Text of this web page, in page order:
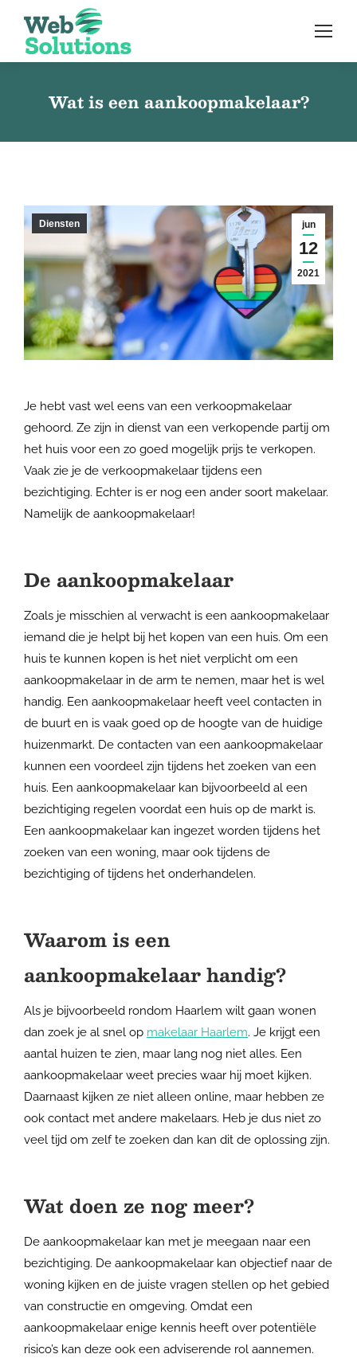
Wat is een aankoopmakelaar?
jun
12
2021
Diensten
Je hebt vast wel eens van een verkoopmakelaar
gehoord. Ze zijn in dienst van een verkopende partij om
het huis voor een zo goed mogelijk prijs te verkopen.
Vaak zie je de verkoopmakelaar tijdens een
bezichtiging. Echter is er nog een ander soort makelaar.
Namelijk de aankoopmakelaar!
De aankoopmakelaar
Zoals je misschien al verwacht is een aankoopmakelaar
iemand die je helpt bij het kopen van een huis. Om een
huis te kunnen kopen is het niet verplicht om een
aankoopmakelaar in de arm te nemen, maar het is wel
handig. Een aankoopmakelaar heeft veel contacten in
de buurt en is vaak goed op de hoogte van de huidige
huizenmarkt. De contacten van een aankoopmakelaar
kunnen een voordeel zijn tijdens het zoeken van een
huis. Een aankoopmakelaar kan bijvoorbeeld al een
bezichtiging regelen voordat een huis op de markt is.
Een aankoopmakelaar kan ingezet worden tijdens het
zoeken van een woning, maar ook tijdens de
bezichtiging of tijdens het onderhandelen.
Waarom is een
aankoopmakelaar handig?
Als je bijvoorbeeld rondom Haarlem wilt gaan wonen
dan zoek je al snel op makelaar Haarlem. Je krijgt een
aantal huizen te zien, maar lang nog niet alles. Een
aankoopmakelaar weet precies waar hij moet kijken.
Daarnaast kijken ze niet alleen online, maar hebben ze
ook contact met andere makelaars. Heb je dus niet zo
veel tijd om zelf te zoeken dan kan dit de oplossing zijn.
Wat doen ze nog meer?
De aankoopmakelaar kan met je meegaan naar een
bezichtiging. De aankoopmakelaar kan objectief naar de
woning kijken en de juiste vragen stellen op het gebied
van constructie en omgeving. Omdat een
aankoopmakelaar enige kennis heeft over potentiële
risico’s kan deze ook een adviserende rol aannemen.